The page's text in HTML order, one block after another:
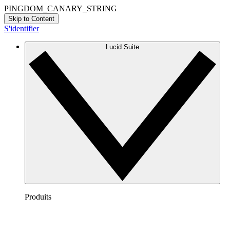
PINGDOM_CANARY_STRING
Skip to Content
S'identifier
Lucid Suite
Produits